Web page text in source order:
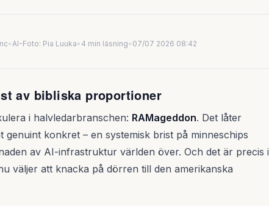
•AI-Foto: Pia Luuka• 4 min läsning• 07/07 2026 08:42
av bibliska proportioner
i halvledarbranschen: RAMageddon. Det låter
genuint konkret – en systemisk brist på minneschips
av AI-infrastruktur världen över. Och det är precis i
väljer att knacka på dörren till den amerikanska